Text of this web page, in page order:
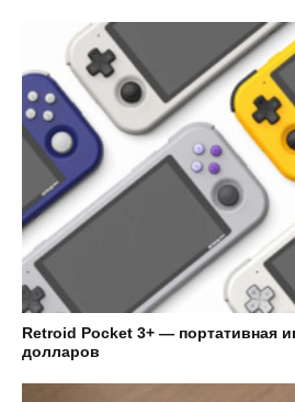
Retroid Pocket 3+ — портативная
долларов